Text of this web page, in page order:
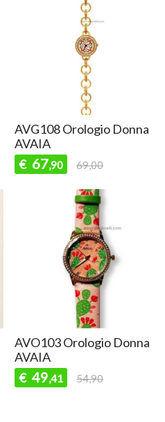
AVG108 Orologio Donna
AVAIA
€ 67,90 69,00
AVO103 Orologio Donna
AVAIA
€ 49,41 54,90